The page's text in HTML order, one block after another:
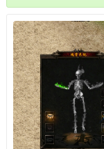
玩家体验各种不同的